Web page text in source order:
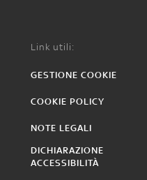
Link utili:
GESTIONE COOKIE
COOKIE POLICY
NOTE LEGALI
DICHIARAZIONE
ACCESSIBILITÀ